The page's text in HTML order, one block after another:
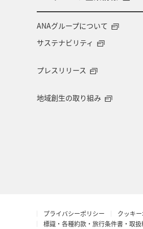
ANAグループについて
サステナビリティ
プレスリリース
地域創生の取り組み
プライバシーポリシー クッキ
標識・各種約款・旅行条件書・取